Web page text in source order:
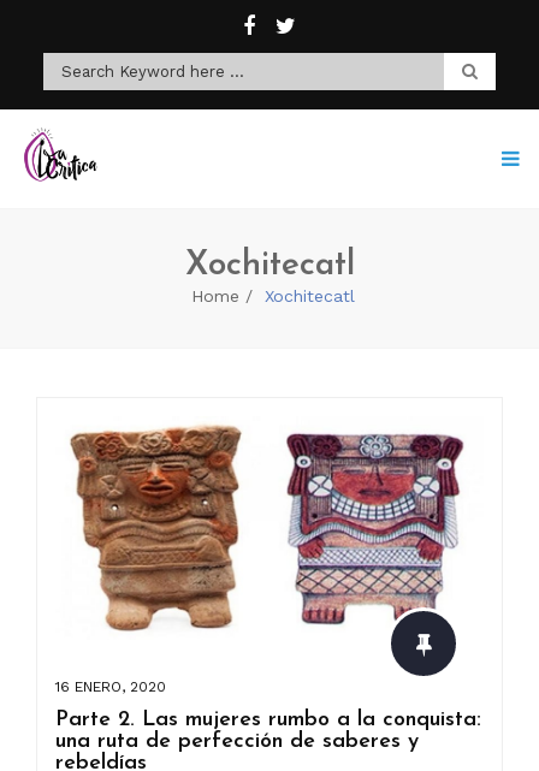
Xochitecatl
Home Xochitecatl
16 ENERO, 2020
Parte 2. Las mujeres rumbo a la conquista:
una ruta de perfección de saberes y
rebeldías